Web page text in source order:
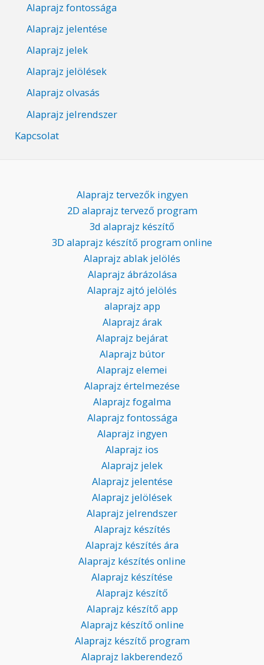
Alaprajz fontossága
Alaprajz jelentése
Alaprajz jelek
Alaprajz jelölések
Alaprajz olvasás
Alaprajz jelrendszer
Kapcsolat
Alaprajz tervezők ingyen
2D alaprajz tervező program
3d alaprajz készítő
3D alaprajz készítő program online
Alaprajz ablak jelölés
Alaprajz ábrázolása
Alaprajz ajtó jelölés
alaprajz app
Alaprajz árak
Alaprajz bejárat
Alaprajz bútor
Alaprajz elemei
Alaprajz értelmezése
Alaprajz fogalma
Alaprajz fontossága
Alaprajz ingyen
Alaprajz ios
Alaprajz jelek
Alaprajz jelentése
Alaprajz jelölések
Alaprajz jelrendszer
Alaprajz készítés
Alaprajz készítés ára
Alaprajz készítés online
Alaprajz készítése
Alaprajz készítő
Alaprajz készítő app
Alaprajz készítő online
Alaprajz készítő program
Alaprajz lakberendező